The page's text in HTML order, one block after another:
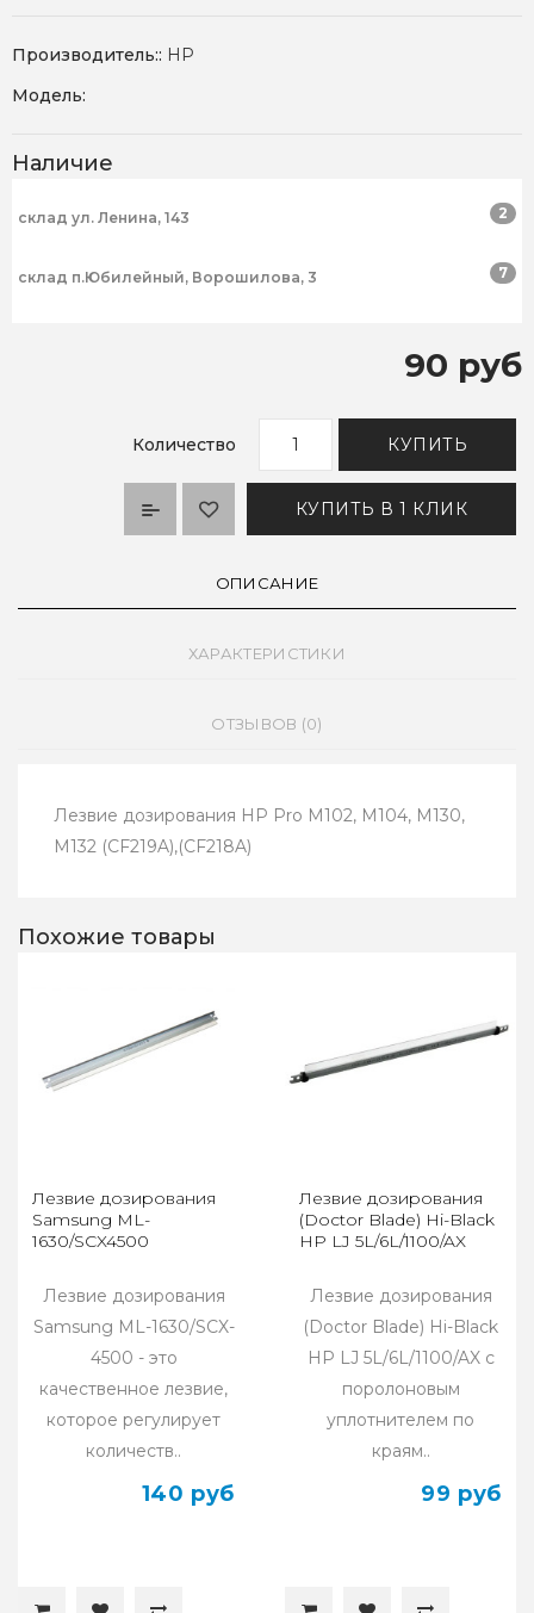
Производитель:: HP
Модель:
Наличие
склад ул. Ленина, 143 2
склад п.Юбилейный, Ворошилова, 3 7
90 руб
Количество КУПИТЬ
КУПИТЬ В 1 КЛИК
ОПИСАНИЕ
ХАРАКТЕРИСТИКИ
ОТЗЫВОВ (0)
Лезвие дозирования HP Pro M102, M104, M130,
M132 (CF219A),(CF218A)
Похожие товары
Лезвие дозирования
Samsung ML-
1630/SCX4500
Лезвие дозирования
Samsung ML-1630/SCX-
4500 - это
качественное лезвие,
которое регулирует
количеств..
140 руб
Лезвие дозирования
(Doctor Blade) Hi-Black
HP LJ 5L/6L/1100/AX
Лезвие дозирования
(Doctor Blade) Hi-Black
HP LJ 5L/6L/1100/AX c
поролоновым
уплотнителем по
краям..
99 руб